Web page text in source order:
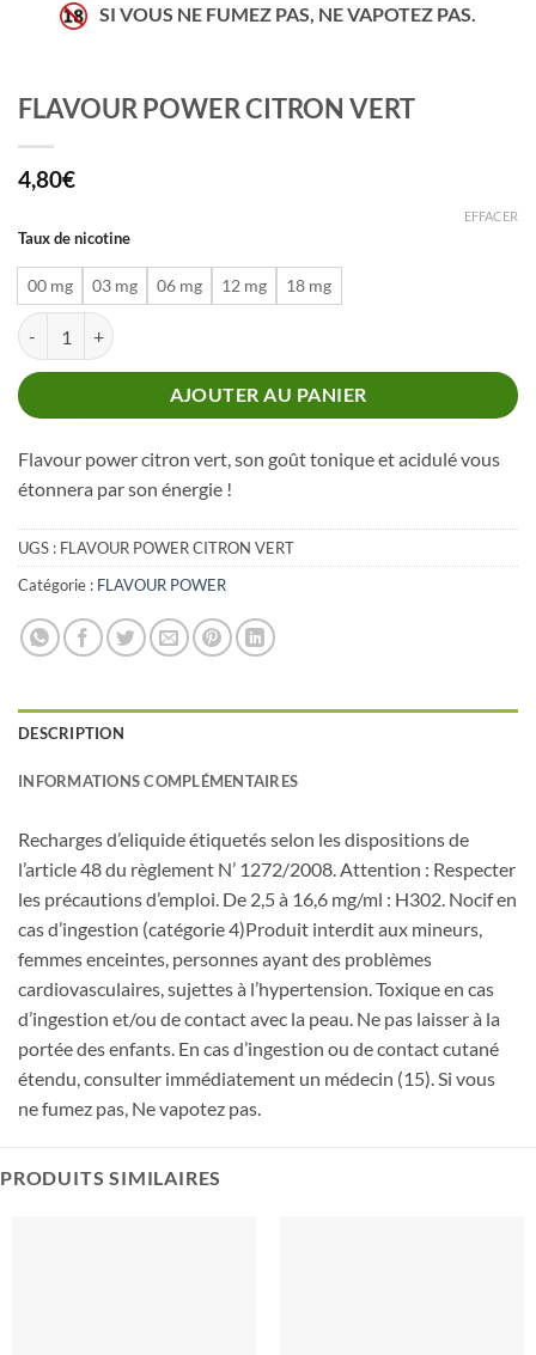
SI VOUS NE FUMEZ PAS, NE VAPOTEZ PAS.
FLAVOUR POWER CITRON VERT
4,80€
Taux de nicotine
00 mg 03 mg 06 mg 12 mg 18 mg
EFFACER
quantité de FLAVOUR POWER CITRON VERT
AJOUTER AU PANIER
Flavour power citron vert, son goût tonique et acidulé vous
étonnera par son énergie !
UGS : FLAVOUR POWER CITRON VERT
Catégorie : FLAVOUR POWER
DESCRIPTION
INFORMATIONS COMPLÉMENTAIRES
Recharges d’eliquide étiquetés selon les dispositions de
l’article 48 du règlement N’ 1272/2008. Attention : Respecter
les précautions d’emploi. De 2,5 à 16,6 mg/ml : H302. Nocif en
cas d’ingestion (catégorie 4)Produit interdit aux mineurs,
femmes enceintes, personnes ayant des problèmes
cardiovasculaires, sujettes à l’hypertension. Toxique en cas
d’ingestion et/ou de contact avec la peau. Ne pas laisser à la
portée des enfants. En cas d’ingestion ou de contact cutané
étendu, consulter immédiatement un médecin (15). Si vous
ne fumez pas, Ne vapotez pas.
PRODUITS SIMILAIRES